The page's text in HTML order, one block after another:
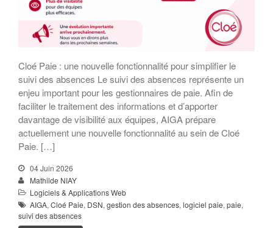
Cloé Paie : une nouvelle fonctionnalité pour simplifier le
suivi des absences Le suivi des absences représente un
enjeu important pour les gestionnaires de paie. Afin de
faciliter le traitement des informations et d’apporter
davantage de visibilité aux équipes, AIGA prépare
actuellement une nouvelle fonctionnalité au sein de Cloé
Paie. […]
04 Juin 2026
Mathilde NIAY
Logiciels & Applications Web
AIGA, Cloé Paie, DSN, gestion des absences, logiciel paie, paie,
suivi des absences